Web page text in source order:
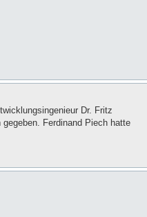
Dr. Fritz
Ferdinand Piech hatte